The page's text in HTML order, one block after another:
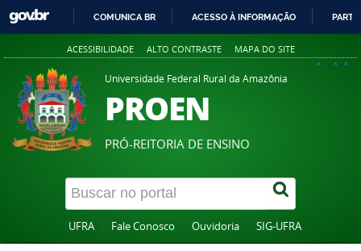
PARA
O
CONTEÚDO
COMUNICA BR ACESSO À INFORMAÇÃO
ACESSIBILIDADE ALTO CONTRASTE MAPA DO SITE
A+ A A-
Universidade Federal Rural da Amazônia
PROEN
PRÓ-REITORIA DE ENSINO
UFRA Fale Conosco Ouvidoria SIG-UFRA